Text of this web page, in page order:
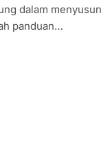
dalam menyusun
panduan…